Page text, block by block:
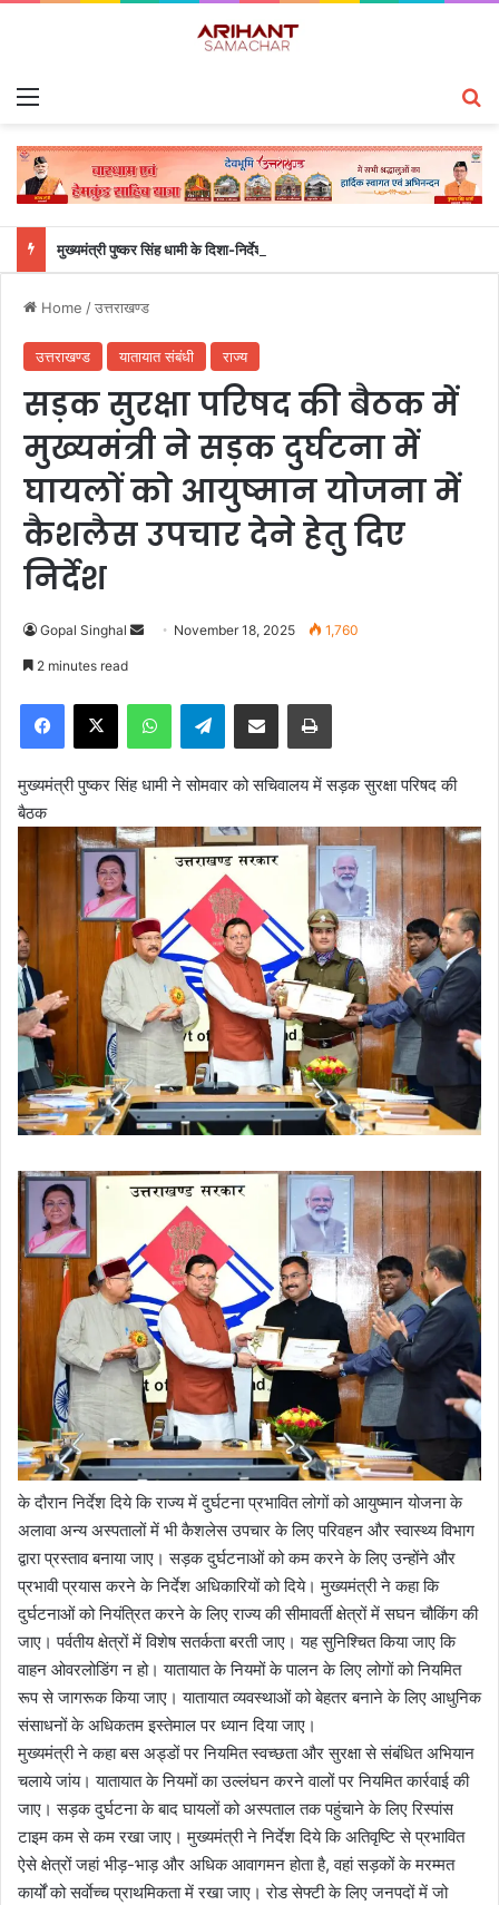
Home /उत्तराखण्ड
उत्तराखण्ड यातायात संबंधी राज्य
सड़क सुरक्षा परिषद की बैठक में
मुख्यमंत्री ने सड़क दुर्घटना में
घायलों को आयुष्मान योजना में
कैशलैस उपचार देने हेतु दिए
निर्देश
Gopal Singhal
a
e
a
November 18, 2025 1,760
2 minutes read
Telegram
मुख्यमंत्री पुष्कर सिंह धामी ने सोमवार को सचिवालय में सड़क सुरक्षा परिषद की
बैठक
के दौरान निर्देश दिये कि राज्य में दुर्घटना प्रभावित लोगों को आयुष्मान योजना के
अलावा अन्य अस्पतालों में भी कैशलेस उपचार के लिए परिवहन और स्वास्थ्य विभाग
द्वारा प्रस्ताव बनाया जाए। सड़क दुर्घटनाओं को कम करने के लिए उन्होंने और
प्रभावी प्रयास करने के निर्देश अधिकारियों को दिये। मुख्यमंत्री ने कहा कि
दुर्घटनाओं को नियंत्रित करने के लिए राज्य की सीमावर्ती क्षेत्रों में सघन चौकिंग की
जाए। पर्वतीय क्षेत्रों में विशेष सतर्कता बरती जाए। यह सुनिश्चित किया जाए कि
वाहन ओवरलोडिंग न हो। यातायात के नियमों के पालन के लिए लोगों को नियमित
रूप से जागरूक किया जाए। यातायात व्यवस्थाओं को बेहतर बनाने के लिए आधुनिक
संसाधनों के अधिकतम इस्तेमाल पर ध्यान दिया जाए।
मुख्यमंत्री ने कहा बस अड्डों पर नियमित स्वच्छता और सुरक्षा से संबंधित अभियान
चलाये जांय। यातायात के नियमों का उल्लंघन करने वालों पर नियमित कार्रवाई की
जाए। सड़क दुर्घटना के बाद घायलों को अस्पताल तक पहुंचाने के लिए रिस्पांस
टाइम कम से कम रखा जाए। मुख्यमंत्री ने निर्देश दिये कि अतिवृष्टि से प्रभावित
ऐसे क्षेत्रों जहां भीड़-भाड़ और अधिक आवागमन होता है, वहां सड़कों के मरम्मत
कार्यों को सर्वाेच्च प्राथमिकता में रखा जाए। रोड सेफ्टी के लिए जनपदों में जो